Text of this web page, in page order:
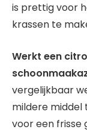
is prettig voor
krassen te
Werkt een
vergelijkbaar
mildere middel
voor een frisse